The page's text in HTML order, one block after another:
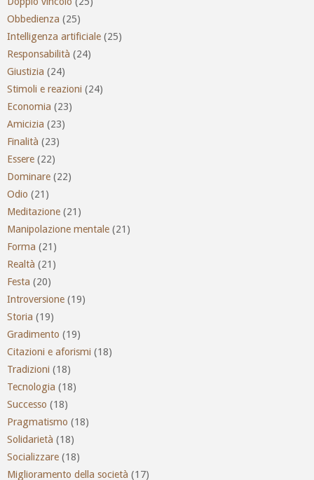
Obbedienza (25)
Intelligenza artificiale (25)
Responsabilità (24)
Giustizia (24)
Stimoli e reazioni (24)
Economia (23)
Amicizia (23)
Finalità (23)
Essere (22)
Dominare (22)
Odio (21)
Meditazione (21)
Manipolazione mentale (21)
Forma (21)
Realtà (21)
Festa (20)
Introversione (19)
Storia (19)
Gradimento (19)
Citazioni e aforismi (18)
Tradizioni (18)
Tecnologia (18)
Successo (18)
Pragmatismo (18)
Solidarietà (18)
Socializzare (18)
Miglioramento della società (17)